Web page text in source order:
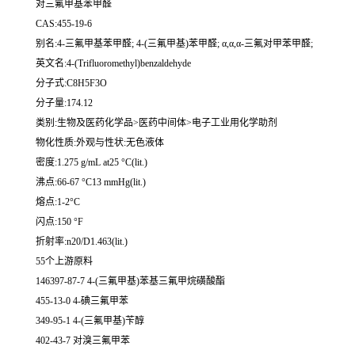
对三氟甲基苯甲醛
CAS:455-19-6
别名:4-三氟甲基苯甲醛; 4-(三氟甲基)苯甲醛; α,α,α-三氟对甲苯甲醛;
英文名:4-(Trifluoromethyl)benzaldehyde
分子式:C8H5F3O
分子量:174.12
类别:生物及医药化学品>医药中间体>电子工业用化学助剂
物化性质:外观与性状:无色液体
密度:1.275 g/mL at25 °C(lit.)
沸点:66-67 °C13 mmHg(lit.)
熔点:1-2°C
闪点:150 °F
折射率:n20/D1.463(lit.)
55个上游原料
146397-87-7 4-(三氟甲基)苯基三氟甲烷磺酸酯
455-13-0 4-碘三氟甲苯
349-95-1 4-(三氟甲基)苄醇
402-43-7 对溴三氟甲苯